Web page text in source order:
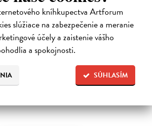
kníhkupectva Artforum
slúžiace na zabezpečenie a meranie
účely a zaistenie vášho
a spokojnosti.
SÚHLASÍM
divadlo
lútkovom divadle mapuje viac ako dve
jedného z najvýraznejších slovenských
súborov. Obsahuje fotografie, spomienky,